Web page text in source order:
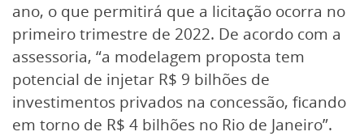
ano, o que permitirá que a licitação ocorra no
primeiro trimestre de 2022. De acordo com a
assessoria, “a modelagem proposta tem
potencial de injetar R$ 9 bilhões de
investimentos privados na concessão, ficando
em torno de R$ 4 bilhões no Rio de Janeiro”.